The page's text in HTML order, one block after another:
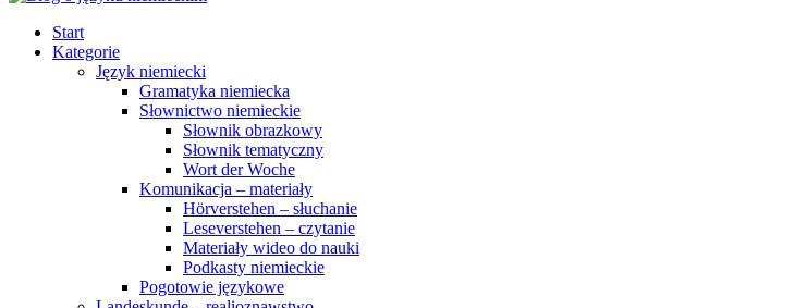
Start
Kategorie
Język niemiecki
Gramatyka niemiecka
Słownictwo niemieckie
Słownik obrazkowy
Słownik tematyczny
Wort der Woche
Komunikacja – materiały
Hörverstehen – słuchanie
Leseverstehen – czytanie
Materiały wideo do nauki
Podkasty niemieckie
Pogotowie językowe